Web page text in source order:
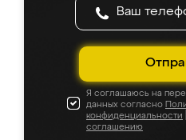
Я соглашаюсь на
данных согласно
конфиденциальности
соглашению